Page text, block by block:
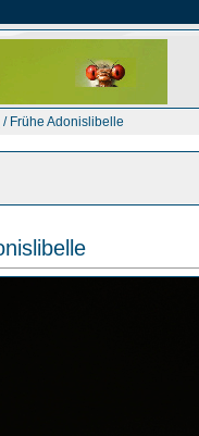
/ Frühe Adonislibelle